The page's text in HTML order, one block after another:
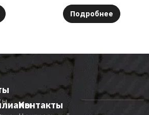
Подробнее
Контакты